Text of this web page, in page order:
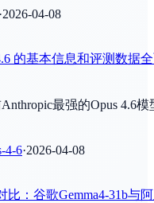
·2026-04-08
的基本信息和评测数据
最强的Opus 4.6模
4-6·2026-04-08
：谷歌Gemma4-31b与